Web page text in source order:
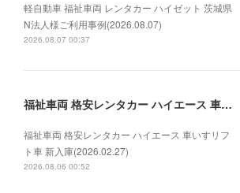
軽自動車 福祉車両 レンタカー ハイゼット 茨城県
N法人様ご利用事例(2026.08.07)
2026.08.07 00:37
福祉車両 格安レンタカー ハイエース 車いすリフト車 新入庫(2026.02.27)
福祉車両 格安レンタカー ハイエース 車いすリフ
ト車 新入庫(2026.02.27)
2026.08.06 00:52